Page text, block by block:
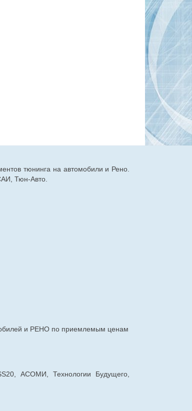
тюнинга на автомобили и Рено.
Тюн-Авто.
и РЕНО по приемлемым ценам
АСОМИ, Технологии Будущего,